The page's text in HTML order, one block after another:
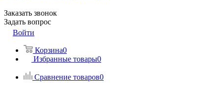
Заказать звонок
Задать вопрос
Войти
Корзина0
Избранные товары0
Сравнение товаров0